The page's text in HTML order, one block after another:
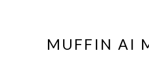
MUFFIN AI